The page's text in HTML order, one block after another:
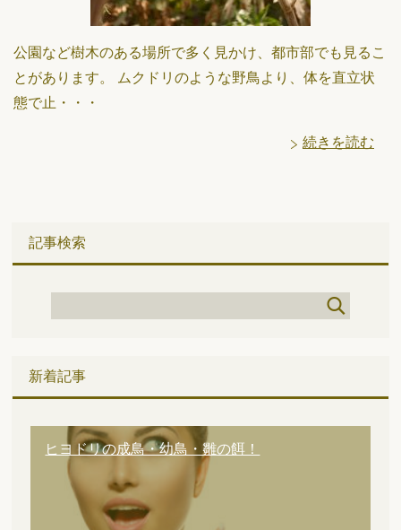
公園など樹木のある場所で多く見かけ、都市部でも見るこ
とがあります。 ムクドリのような野鳥より、体を直立状
態で止・・・
続きを読む
記事検索
新着記事
ヒヨドリの成鳥・幼鳥・雛の餌！